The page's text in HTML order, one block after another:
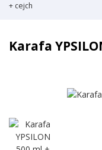
+ cejch
Karafa